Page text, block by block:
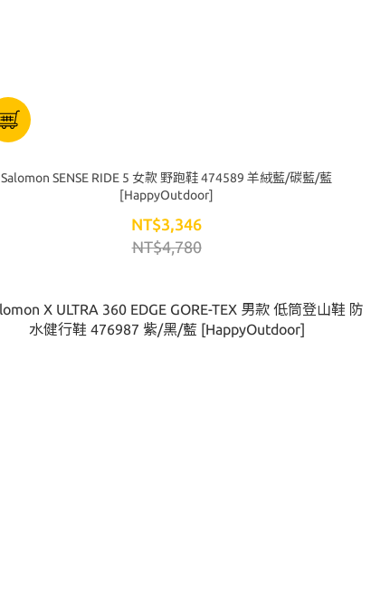
Salomon SENSE RIDE 5 女款 野跑鞋 474589 羊絨藍/碳藍/藍
[HappyOutdoor]
NT$3,346
NT$4,780